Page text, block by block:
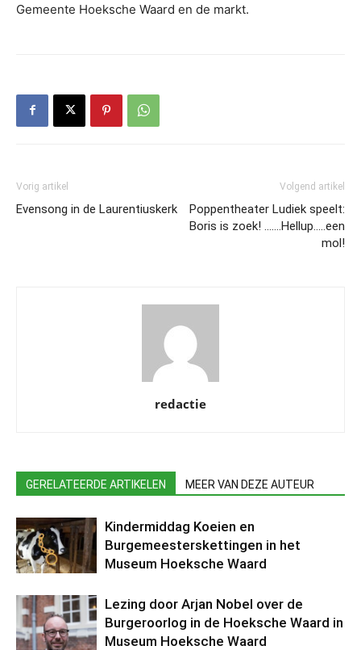
Gemeente Hoeksche Waard en de markt.
Vorig artikel
Evensong in de Laurentiuskerk
Volgend artikel
Poppentheater Ludiek speelt:
Boris is zoek! …….Hellup…..een
mol!
redactie
GERELATEERDE ARTIKELEN MEER VAN DEZE AUTEUR
Kindermiddag Koeien en
Burgemeesterskettingen in het
Museum Hoeksche Waard
Lezing door Arjan Nobel over de
Burgeroorlog in de Hoeksche Waard in
Museum Hoeksche Waard